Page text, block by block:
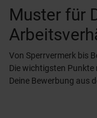
Muster für
Von Sperrvermerk bis
Die wichtigsten
Deine Bewerbung aus